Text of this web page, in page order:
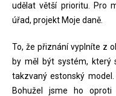
udělat větší prioritu. Pro
úřad, projekt Moje daně.
To, že přiznání vyplníte z
by měl být systém, který
takzvaný estonský
Bohužel jsme ho